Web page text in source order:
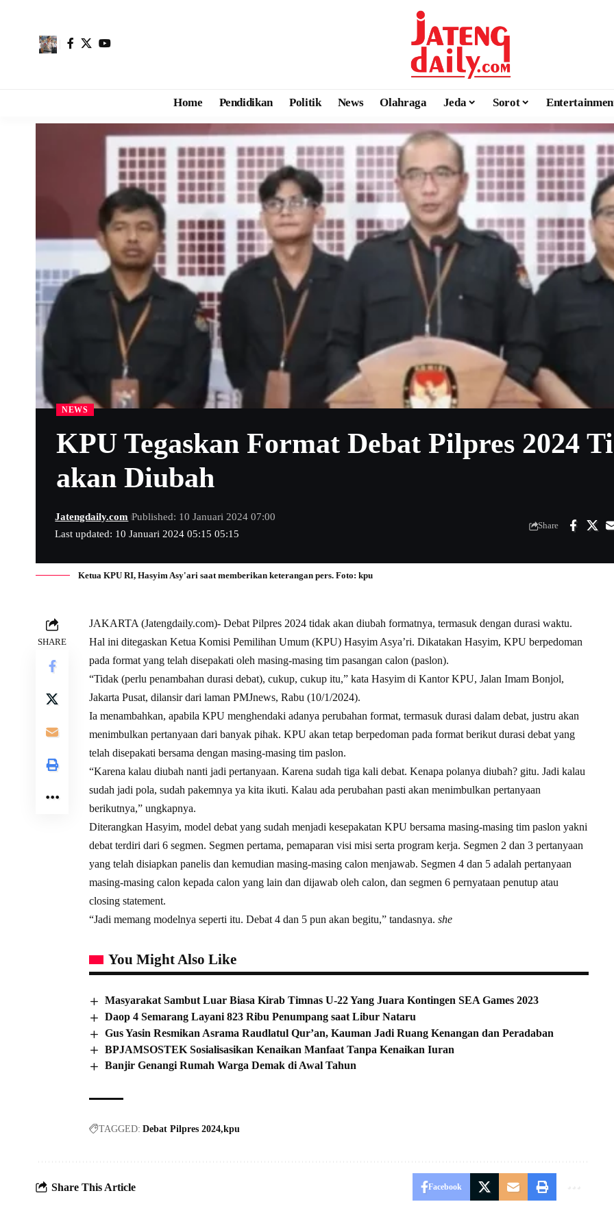
Home Pendidikan Politik News Olahraga Jeda Sorot
NEWS
KPU Tegaskan Format Debat Pilpres 2024
akan Diubah
Last updated: 10 Januari 2024 05:15 05:15
Jatengdaily.com Published: 10 Januari 2024 07:00
Share
Ketua KPU RI, Hasyim Asy'ari saat memberikan keterangan pers. Foto: kpu
SHARE
JAKARTA (Jatengdaily.com)- Debat Pilpres 2024 tidak akan diubah formatnya, termasuk dengan durasi waktu.
Hal ini ditegaskan Ketua Komisi Pemilihan Umum (KPU) Hasyim Asya’ri. Dikatakan Hasyim, KPU berpedoman
pada format yang telah disepakati oleh masing-masing tim pasangan calon (paslon).
“Tidak (perlu penambahan durasi debat), cukup, cukup itu,” kata Hasyim di Kantor KPU, Jalan Imam Bonjol,
Jakarta Pusat, dilansir dari laman PMJnews, Rabu (10/1/2024).
Ia menambahkan, apabila KPU menghendaki adanya perubahan format, termasuk durasi dalam debat, justru akan
menimbulkan pertanyaan dari banyak pihak. KPU akan tetap berpedoman pada format berikut durasi debat yang
telah disepakati bersama dengan masing-masing tim paslon.
“Karena kalau diubah nanti jadi pertanyaan. Karena sudah tiga kali debat. Kenapa polanya diubah? gitu. Jadi kalau
sudah jadi pola, sudah pakemnya ya kita ikuti. Kalau ada perubahan pasti akan menimbulkan pertanyaan
berikutnya,” ungkapnya.
Diterangkan Hasyim, model debat yang sudah menjadi kesepakatan KPU bersama masing-masing tim paslon yakni
debat terdiri dari 6 segmen. Segmen pertama, pemaparan visi misi serta program kerja. Segmen 2 dan 3 pertanyaan
yang telah disiapkan panelis dan kemudian masing-masing calon menjawab. Segmen 4 dan 5 adalah pertanyaan
masing-masing calon kepada calon yang lain dan dijawab oleh calon, dan segmen 6 pernyataan penutup atau
closing statement.
“Jadi memang modelnya seperti itu. Debat 4 dan 5 pun akan begitu,” tandasnya. she
You Might Also Like
Masyarakat Sambut Luar Biasa Kirab Timnas U-22 Yang Juara Kontingen SEA Games 2023
Daop 4 Semarang Layani 823 Ribu Penumpang saat Libur Nataru
Gus Yasin Resmikan Asrama Raudlatul Qur’an, Kauman Jadi Ruang Kenangan dan Peradaban
BPJAMSOSTEK Sosialisasikan Kenaikan Manfaat Tanpa Kenaikan Iuran
Banjir Genangi Rumah Warga Demak di Awal Tahun
TAGGED: Debat Pilpres 2024 kpu
Share This Article Facebook